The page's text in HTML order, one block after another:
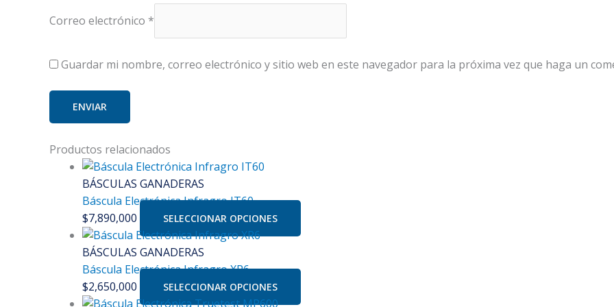
Correo electrónico *
Guardar mi nombre, correo electrónico y sitio web en este navegador para la próxima vez que haga un
Productos relacionados
BÁSCULAS GANADERAS
Báscula Electrónica Infragro IT60
$7,890,000 SELECCIONAR OPCIONES
BÁSCULAS GANADERAS
Báscula Electrónica Infragro XR6
$2,650,000 SELECCIONAR OPCIONES